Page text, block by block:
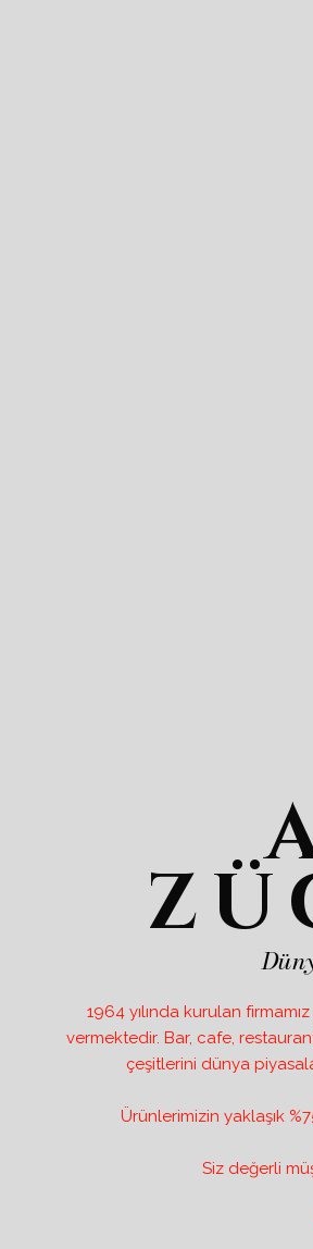
1964 yılında kurulan
vermektedir. Bar, cafe,
çeşitlerini dünya
Ürünlerimizin yaklaşık
Siz değerli